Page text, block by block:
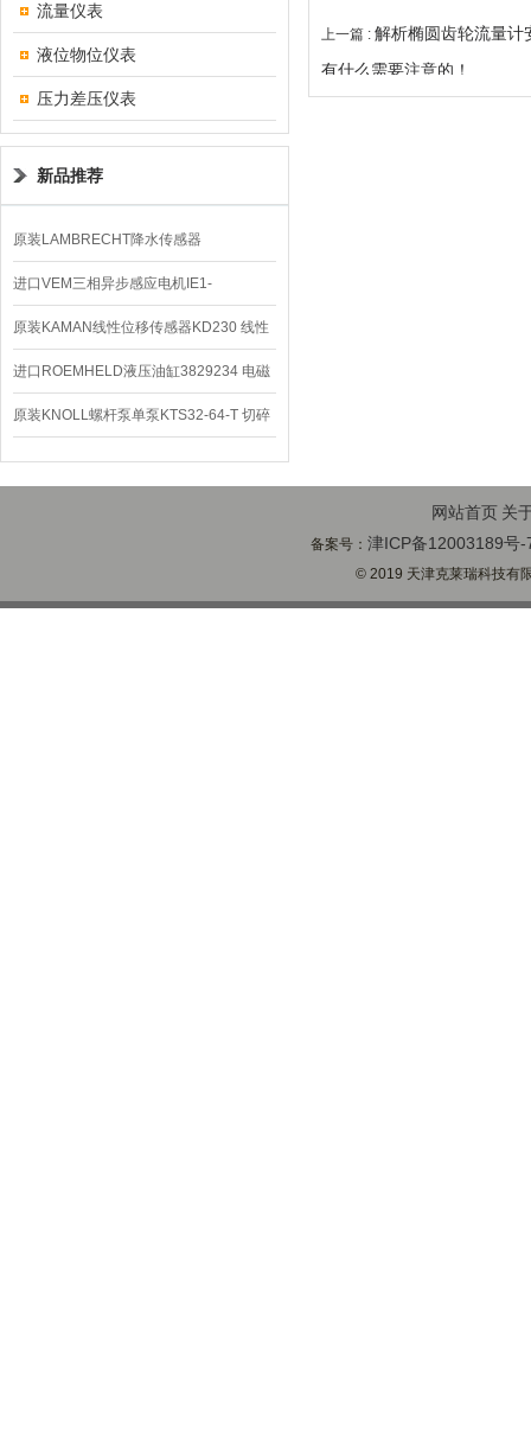
流量仪表
液位物位仪表
压力差压仪表
新品推荐
原装LAMBRECHT降水传感器
00.14575.20气象仪
进口VEM三相异步感应电机IE1-
K21R80G4马达
原装KAMAN线性位移传感器KD230 线性
编码器
进口ROEMHELD液压油缸3829234 电磁
阀定位器
原装KNOLL螺杆泵单泵KTS32-64-T 切碎
排屑机
上一篇 : 解析椭圆齿轮流量计
有什么需要注意的！
网站首页 关
备案号：津ICP备12003189号-
© 2019 天津克莱瑞科技有